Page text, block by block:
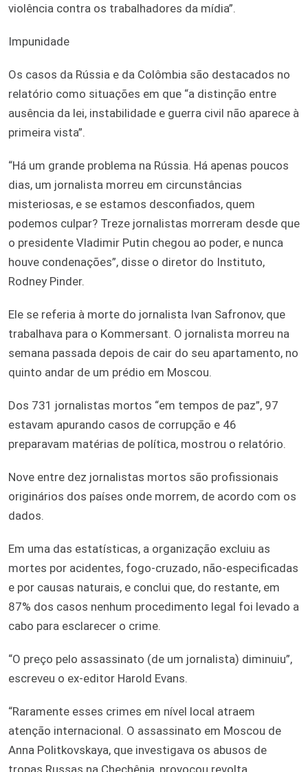
violência contra os trabalhadores da mídia”.
Impunidade
Os casos da Rússia e da Colômbia são destacados no
relatório como situações em que “a distinção entre
ausência da lei, instabilidade e guerra civil não aparece à
primeira vista”.
“Há um grande problema na Rússia. Há apenas poucos
dias, um jornalista morreu em circunstâncias
misteriosas, e se estamos desconfiados, quem
podemos culpar? Treze jornalistas morreram desde que
o presidente Vladimir Putin chegou ao poder, e nunca
houve condenações”, disse o diretor do Instituto,
Rodney Pinder.
Ele se referia à morte do jornalista Ivan Safronov, que
trabalhava para o Kommersant. O jornalista morreu na
semana passada depois de cair do seu apartamento, no
quinto andar de um prédio em Moscou.
Dos 731 jornalistas mortos “em tempos de paz”, 97
estavam apurando casos de corrupção e 46
preparavam matérias de política, mostrou o relatório.
Nove entre dez jornalistas mortos são profissionais
originários dos países onde morrem, de acordo com os
dados.
Em uma das estatísticas, a organização excluiu as
mortes por acidentes, fogo-cruzado, não-especificadas
e por causas naturais, e conclui que, do restante, em
87% dos casos nenhum procedimento legal foi levado a
cabo para esclarecer o crime.
“O preço pelo assassinato (de um jornalista) diminuiu”,
escreveu o ex-editor Harold Evans.
“Raramente esses crimes em nível local atraem
atenção internacional. O assassinato em Moscou de
Anna Politkovskaya, que investigava os abusos de
tropas Russas na Chechênia, provocou revolta